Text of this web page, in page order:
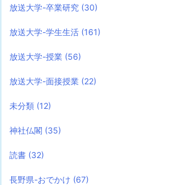
放送大学-卒業研究 (30)
放送大学-学生生活 (161)
放送大学-授業 (56)
放送大学-面接授業 (22)
未分類 (12)
神社仏閣 (35)
読書 (32)
長野県-おでかけ (67)